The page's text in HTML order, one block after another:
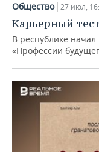
Общество 27 июл,
Карьерный
В республике
«Профессии